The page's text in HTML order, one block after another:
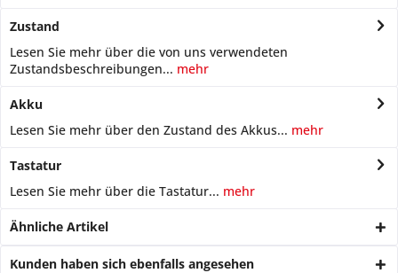
Zustand
Lesen Sie mehr über die von uns verwendeten
Zustandsbeschreibungen... mehr
Akku
Lesen Sie mehr über den Zustand des Akkus... mehr
Tastatur
Lesen Sie mehr über die Tastatur... mehr
Ähnliche Artikel
Kunden haben sich ebenfalls angesehen